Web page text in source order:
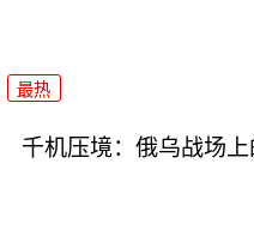
最热
千机压境：俄乌战场